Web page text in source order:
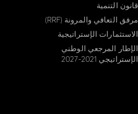
قانون التنمية
مرفق التعافي والمرونة (RRF)
الاستثمارات الإستراتيجية
الإطار المرجعي الوطني
الإستراتيجي 2021-2027